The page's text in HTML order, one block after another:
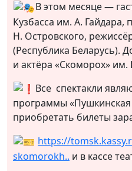
В этом месяце —
Кузбасса им. А. Гайдара,
Н. Островского,
(Республика Беларусь).
и актёра «Скоморох» им.
Все спектакли
программы «Пушкинская
приобретать билеты
https://
skomorokh.. и в кассе